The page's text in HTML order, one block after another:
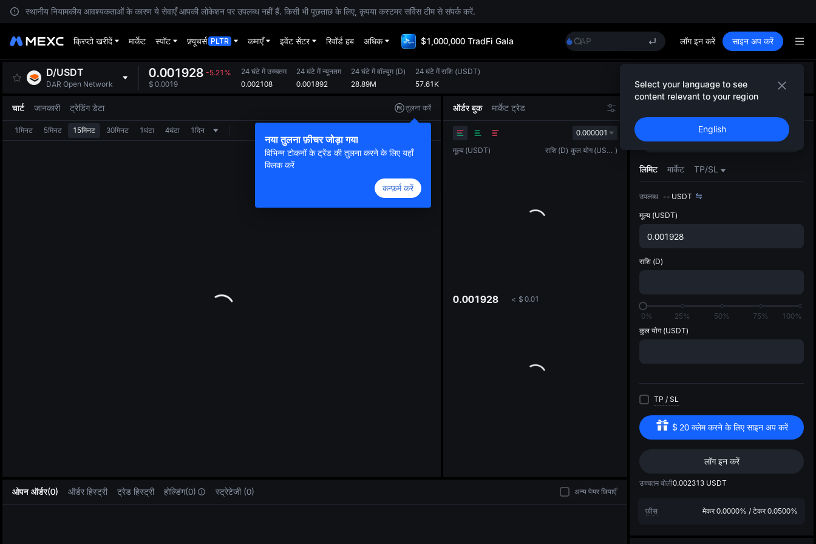
स्थानीय नियामकीय आवश्यकताओं के कारण ये सेवाएँ आपकी लोकेशन पर उपलब्ध नहीं हैं. किसी भी पूछताछ के लिए, कृपया कस्टमर सर्विस टीम से संपर्क करें.
क्रिप्टो खरीदें मार्केट स्पॉट फ़्यूचर्स PLTR कमाएँ इवेंट सेंटर रिवॉर्ड हब अधिक $1,000,000 TradFi Gala
CAP
UNITREE
CAP
UNITREE
Unitree Future Now Live
लॉग इन करें साइन अप करें
Select your language to see
content relevant to your region
English
D/USDT
DAR Open Network
0.001928 -5.21%
$ 0.0019
24 घंटे में उच्चतम
0.002108
24 घंटे में न्यूनतम
0.001892
24 घंटे में वॉल्यूम(D)
28.89M
24 घंटे में राशि (USDT)
57.61K
चार्ट जानकारी ट्रेडिंग डेटा तुलना करें
नया तुलना फ़ीचर जोड़ा गया
विभिन्न टोकनों के ट्रेंड की तुलना करने के लिए यहाँ
क्लिक करें
कन्फ़र्म करें
1मिनट 5मिनट 15मिनट 30मिनट 1घंटा 4घंटा 1दिन
ऑर्डर बुक मार्केट ट्रेड
0.000001
मूल्य (USDT) राशि (D) कुल योग ( USDT )
0.001928 < $ 0.01
खरीदें बेचें
लिमिट मार्केट TP/SL
उपलब्ध -- USDT
मूल्य (USDT)
राशि (D)
0% 25% 50% 75%
100%
कुल योग (USDT)
TP / SL
$ 20 क्लेम करने के लिए साइन अप करें
लॉग इन करें
उच्चतम बोली0.002313 USDT
फ़ीस मेकर 0.0000% / टेकर 0.0500%
ओपन ऑर्डर(0) ऑर्डर हिस्ट्री ट्रेड हिस्ट्री होल्डिंग(0) स्ट्रेटेजी (0) अन्य पेयर छिपाएँ